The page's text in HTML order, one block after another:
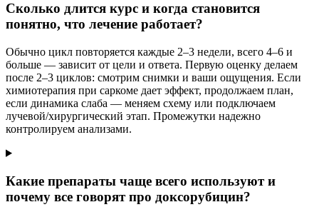
Сколько длится курс и когда становится
понятно, что лечение работает?
Обычно цикл повторяется каждые 2–3 недели, всего 4–6 и
больше — зависит от цели и ответа. Первую оценку делаем
после 2–3 циклов: смотрим снимки и ваши ощущения. Если
химиотерапия при саркоме дает эффект, продолжаем план,
если динамика слаба — меняем схему или подключаем
лучевой/хирургический этап. Промежутки надежно
контролируем анализами.
Какие препараты чаще всего используют и
почему все говорят про доксорубицин?